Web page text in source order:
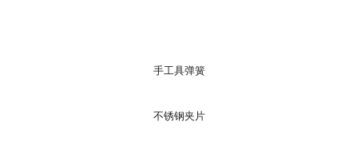
手工具弹簧
不锈钢夹片